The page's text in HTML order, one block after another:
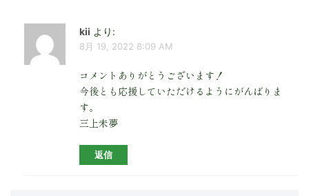
kii より:
8月 19, 2022 8:09 AM
コメントありがとうございます！
今後とも応援していただけるようにがんばりま
す。
三上未夢
返信